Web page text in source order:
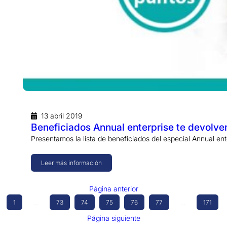
13 abril 2019
Beneficiados Annual enterprise te
Presentamos la lista de beneficiados del especial Annual
Leer más información
Página anterior
1 73 74 75 76 77 171
Página siguiente